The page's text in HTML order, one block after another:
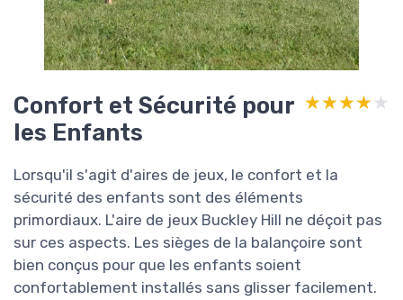
Confort et Sécurité pour
les Enfants
★★★★★
★★★★★
Lorsqu'il s'agit d'aires de jeux, le confort et la
sécurité des enfants sont des éléments
primordiaux. L'aire de jeux Buckley Hill ne déçoit pas
sur ces aspects. Les sièges de la balançoire sont
bien conçus pour que les enfants soient
confortablement installés sans glisser facilement.